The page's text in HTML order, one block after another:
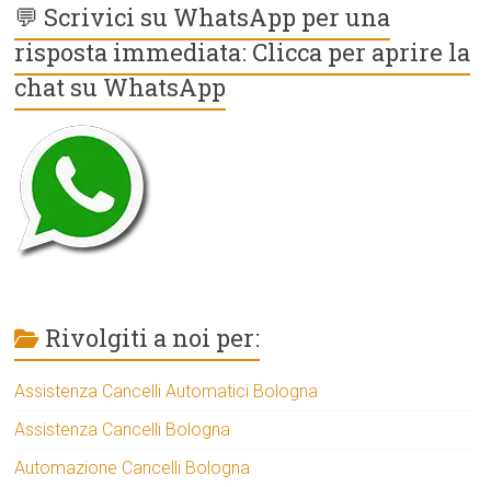
💬 Scrivici su WhatsApp per una
risposta immediata: Clicca per aprire la
chat su WhatsApp
Rivolgiti a noi per:
Assistenza Cancelli Automatici Bologna
Assistenza Cancelli Bologna
Automazione Cancelli Bologna